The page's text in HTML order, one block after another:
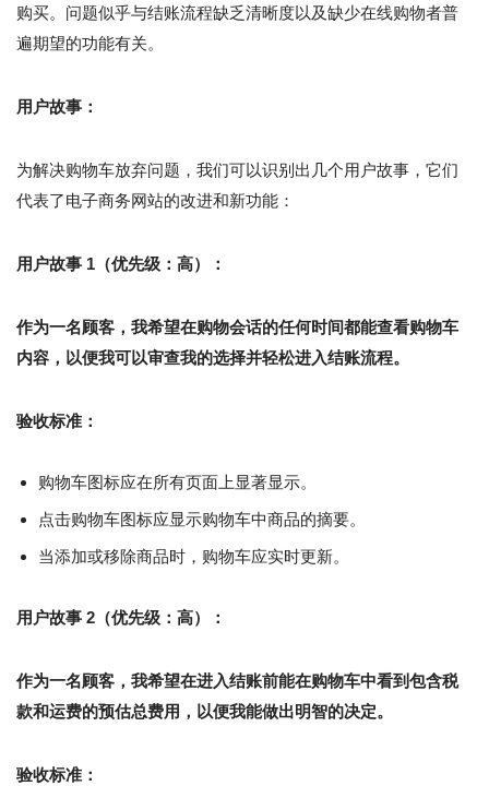
购买。问题似乎与结账流程缺乏清晰度以及缺少在线购物者普
遍期望的功能有关。
用户故事：
为解决购物车放弃问题，我们可以识别出几个用户故事，它们
代表了电子商务网站的改进和新功能：
用户故事 1（优先级：高）：
作为一名顾客，我希望在购物会话的任何时间都能查看购物车
内容，以便我可以审查我的选择并轻松进入结账流程。
验收标准：
购物车图标应在所有页面上显著显示。
点击购物车图标应显示购物车中商品的摘要。
当添加或移除商品时，购物车应实时更新。
用户故事 2（优先级：高）：
作为一名顾客，我希望在进入结账前能在购物车中看到包含税
款和运费的预估总费用，以便我能做出明智的决定。
验收标准：